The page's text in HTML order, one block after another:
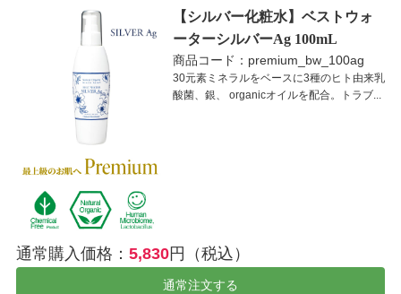
【シルバー化粧水】ベストウォ
ーターシルバーAg 100mL
商品コード：premium_bw_100ag
30元素ミネラルをベースに3種のヒト由来乳
酸菌、銀、 organicオイルを配合。トラブ...
通常購入価格： 5,830円（税込）
通常注文する